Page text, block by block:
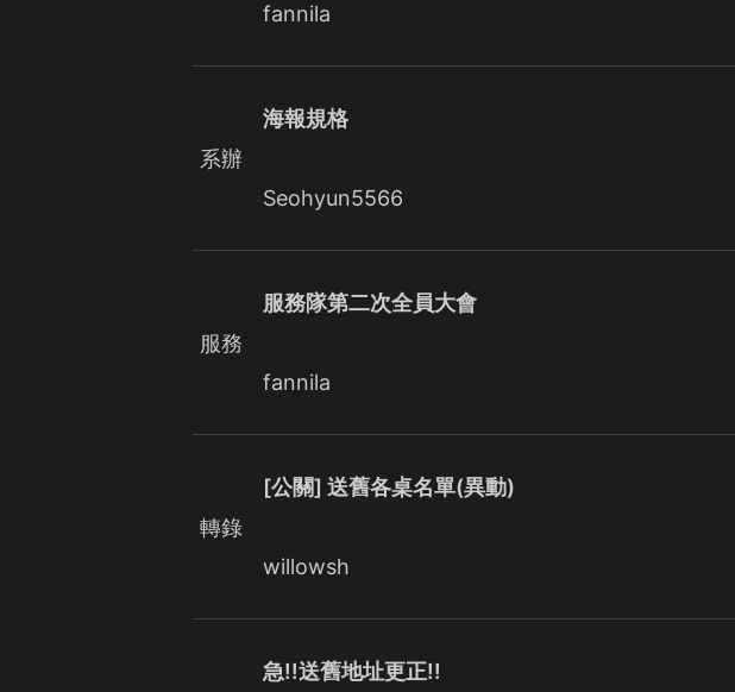
fannila
系辦
海報規格
Seohyun5566
服務
服務隊第二次全員大會
fannila
轉錄
[公關] 送舊各桌名單(異動)
willowsh
急!!送舊地址更正!!